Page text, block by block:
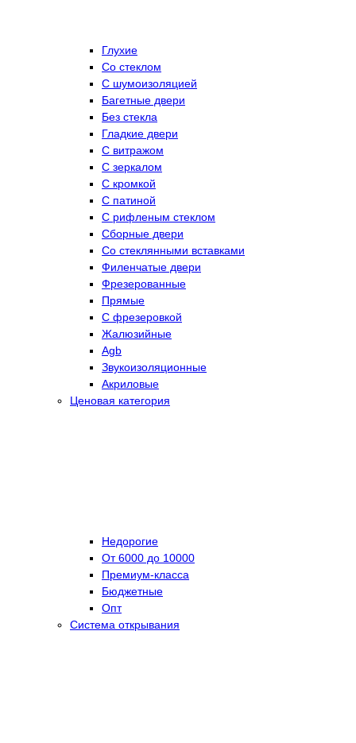
Глухие
Со стеклом
C шумоизоляцией
Багетные двери
Без стекла
Гладкие двери
С витражом
С зеркалом
С кромкой
С патиной
С рифленым стеклом
Сборные двери
Со стеклянными вставками
Филенчатые двери
Фрезерованные
Прямые
С фрезеровкой
Жалюзийные
Agb
Звукоизоляционные
Акриловые
Ценовая категория
Недорогие
От 6000 до 10000
Премиум-класса
Бюджетные
Опт
Система открывания